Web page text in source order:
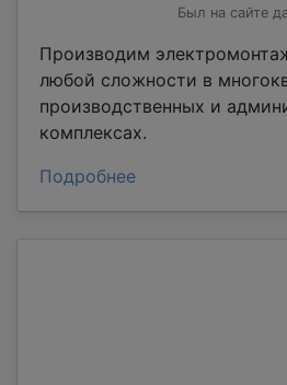
Был на сайте
Производим
любой сложности в
производственных и
комплексах.
Подробнее